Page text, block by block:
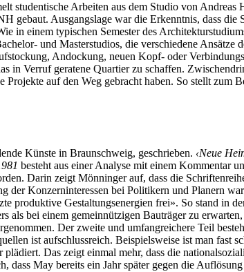
studentische Arbeiten aus dem Studio von Andreas
gebaut. Ausgangslage war die Erkenntnis, dass die
in einem typischen Semester des
und Masterstudios, die verschiedene Ansätze
Andockung, neuen Kopf- oder
in Verruf geratene Quartier zu schaffen.
auf den Weg gebracht haben. So stellt zum
Künste in Braunschweig, geschrieben. ‹Neue
besteht aus einer Analyse mit einem Kommentar
Darin zeigt Mönninger auf, dass die
Konzerninteressen bei Politikern und Planern
produktive Gestaltungsenergien frei». So stand in
bei einem gemeinnützigen Bauträger zu
Der zweite und umfangreichere Teil
ist aufschlussreich. Beispielsweise ist man fast
Das zeigt einmal mehr, dass die
May bereits ein Jahr später gegen die